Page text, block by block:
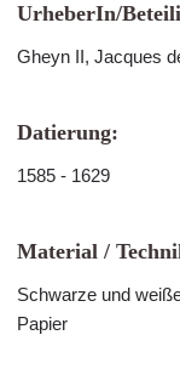
UrheberIn/
Gheyn II, Jacques
Datierung:
1585 - 1629
Material /
Schwarze und
Papier